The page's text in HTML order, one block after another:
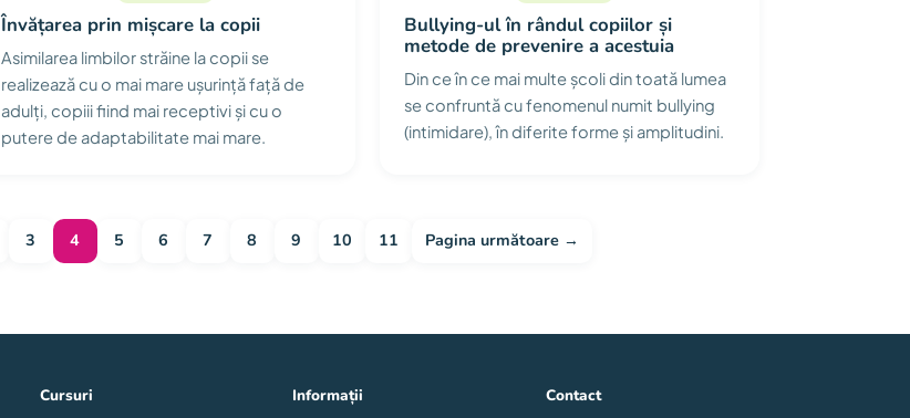
Învățarea prin mișcare la copii
Asimilarea limbilor străine la copii se
realizează cu o mai mare ușurință față de
adulți, copiii fiind mai receptivi și cu o
putere de adaptabilitate mai mare.
Bullying-ul în rândul copiilor și
metode de prevenire a acestuia
Din ce în ce mai multe școli din toată lumea
se confruntă cu fenomenul numit bullying
(intimidare), în diferite forme și amplitudini.
3 4 5 6 7 8 9 10 11 Pagina următoare →
Cursuri Informații Contact